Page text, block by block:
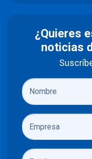
¿Quieres
noticias